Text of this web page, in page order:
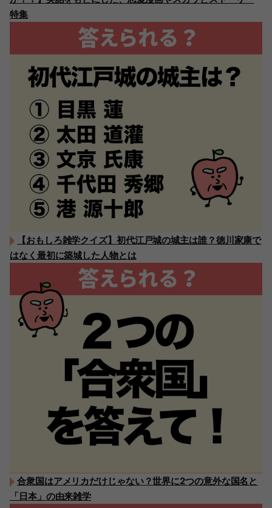
特集
【おもしろ雑学クイズ】初代江戸城の城主は誰？徳川家康で
はなく最初に築城した人物とは
合衆国はアメリカだけじゃない？世界に2つの意外な国名と
「日本」の由来雑学